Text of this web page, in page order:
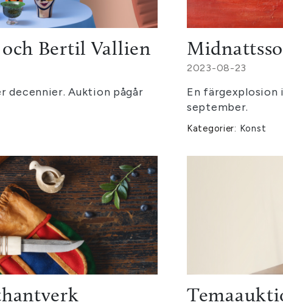
Bertil Vallien
decennier. Auktion pågår
2023-08-23
En färgexplosion
september.
Kategorier: Konst